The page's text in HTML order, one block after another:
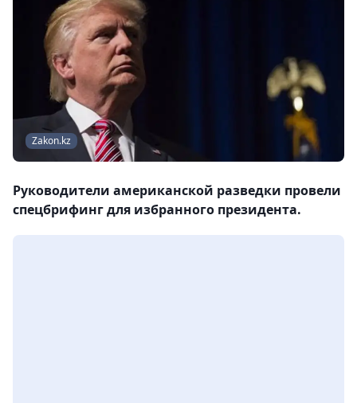
Zakon.kz
Руководители американской разведки провели
спецбрифинг для избранного президента.